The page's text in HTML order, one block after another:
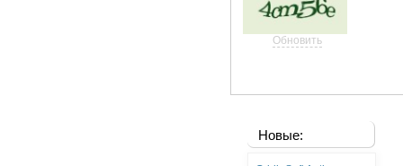
Обновить
Новые: